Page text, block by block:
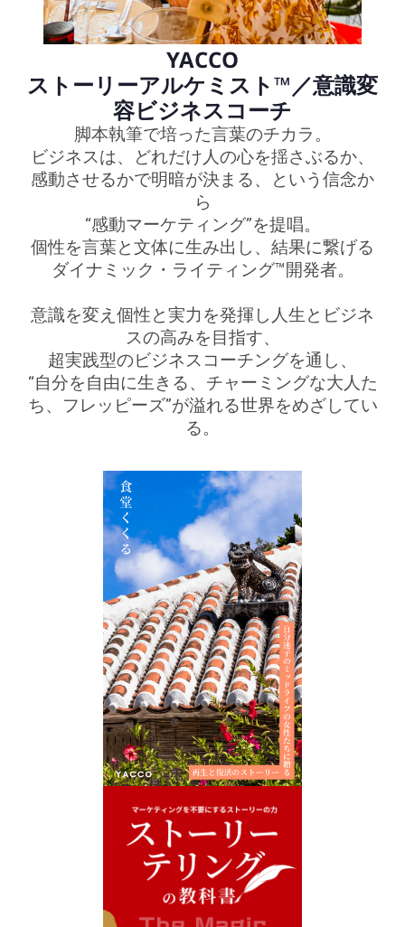
YACCO
ストーリーアルケミスト™／意識変
容ビジネスコーチ
脚本執筆で培った言葉のチカラ。
ビジネスは、どれだけ人の心を揺さぶるか、
感動させるかで明暗が決まる、という信念か
ら
“感動マーケティング”を提唱。
個性を言葉と文体に生み出し、結果に繋げる
ダイナミック・ライティング™開発者。
意識を変え個性と実力を発揮し人生とビジネ
スの高みを目指す、
超実践型のビジネスコーチングを通し、
“自分を自由に生きる、チャーミングな大人た
ち、フレッピーズ”が溢れる世界をめざしてい
る。